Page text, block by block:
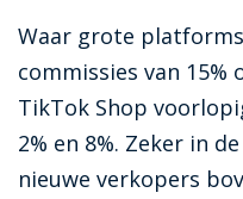
Waar grote
commissies van
TikTok Shop
2% en 8%. Zeker in
nieuwe verkopers